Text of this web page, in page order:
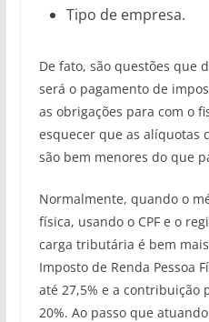
Tipo de empresa.
De fato, são questões que
será o pagamento de
as obrigações para com o
esquecer que as alíquotas
são bem menores do que
Normalmente, quando o
física, usando o CPF e o
carga tributária é bem
Imposto de Renda Pessoa
até 27,5% e a contribuição
20%. Ao passo que